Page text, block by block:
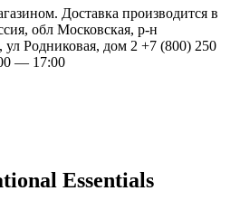
Доставка производится в
обл Московская, р-н
Родниковая, дом 2 +7 (800) 250
— 17:00
Essentials